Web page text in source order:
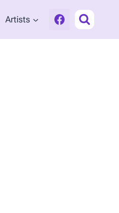
Artists